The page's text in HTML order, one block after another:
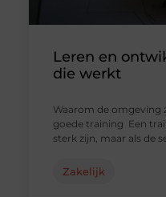
Leren en
die werkt
Waarom de omgeving
goede training Een
sterk zijn, maar als de
Zakelijk